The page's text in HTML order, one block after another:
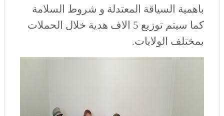
باهمية السياقة المعتدلة و شروط السلامة
كما سيتم توزيع 5 الاف هدية خلال الحملات
بمختلف الولايات.